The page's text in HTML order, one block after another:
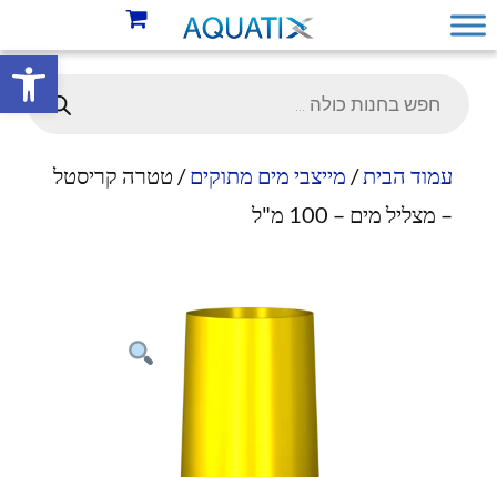
פתח
עמוד הבית/ מייצבי מים מתוקים/ טטרה קריסטל
– מצליל מים – 100 מ"ל